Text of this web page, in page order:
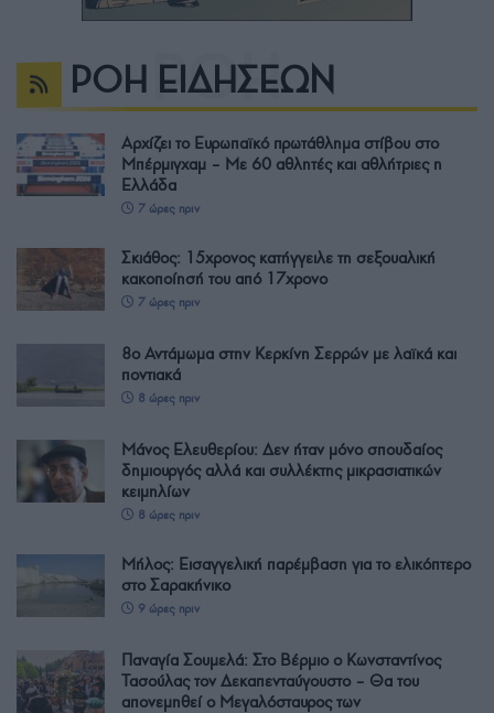
ΡΟΗ ΕΙΔΗΣΕΩΝ
Αρχίζει το Ευρωπαϊκό πρωτάθλημα στίβου στο
Μπέρμιγχαμ – Με 60 αθλητές και αθλήτριες η
Ελλάδα
7 ώρες πριν
Σκιάθος: 15χρονος κατήγγειλε τη σεξουαλική
κακοποίησή του από 17χρονο
7 ώρες πριν
8ο Αντάμωμα στην Κερκίνη Σερρών με λαϊκά και
ποντιακά
8 ώρες πριν
Μάνος Ελευθερίου: Δεν ήταν μόνο σπουδαίος
δημιουργός αλλά και συλλέκτης μικρασιατικών
κειμηλίων
8 ώρες πριν
Μήλος: Εισαγγελική παρέμβαση για το ελικόπτερο
στο Σαρακήνικο
9 ώρες πριν
Παναγία Σουμελά: Στο Βέρμιο ο Κωνσταντίνος
Τασούλας τον Δεκαπενταύγουστο – Θα του
απονεμηθεί ο Μεγαλόσταυρος των